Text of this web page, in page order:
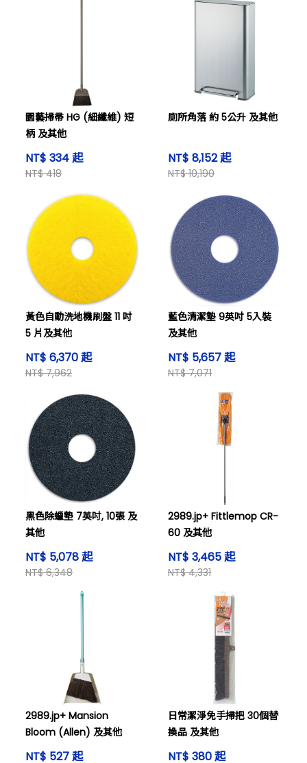
園藝掃帚 HG (細纖維) 短
柄 及其他
NT$ 334 起
NT$ 418
廁所角落 約 5公升 及其他
NT$ 8,152 起
NT$ 10,190
黃色自動洗地機刷盤 11 吋
5 片及其他
NT$ 6,370 起
NT$ 7,962
藍色清潔墊 9英吋 5入裝
及其他
NT$ 5,657 起
NT$ 7,071
黑色除蠟墊 7英吋, 10張 及
其他
NT$ 5,078 起
NT$ 6,348
2989.jp+ Fittlemop CR-
60 及其他
NT$ 3,465 起
NT$ 4,331
2989.jp+ Mansion
Bloom (Allen) 及其他
NT$ 527 起
日常潔淨免手掃把 30個替
換品 及其他
NT$ 380 起